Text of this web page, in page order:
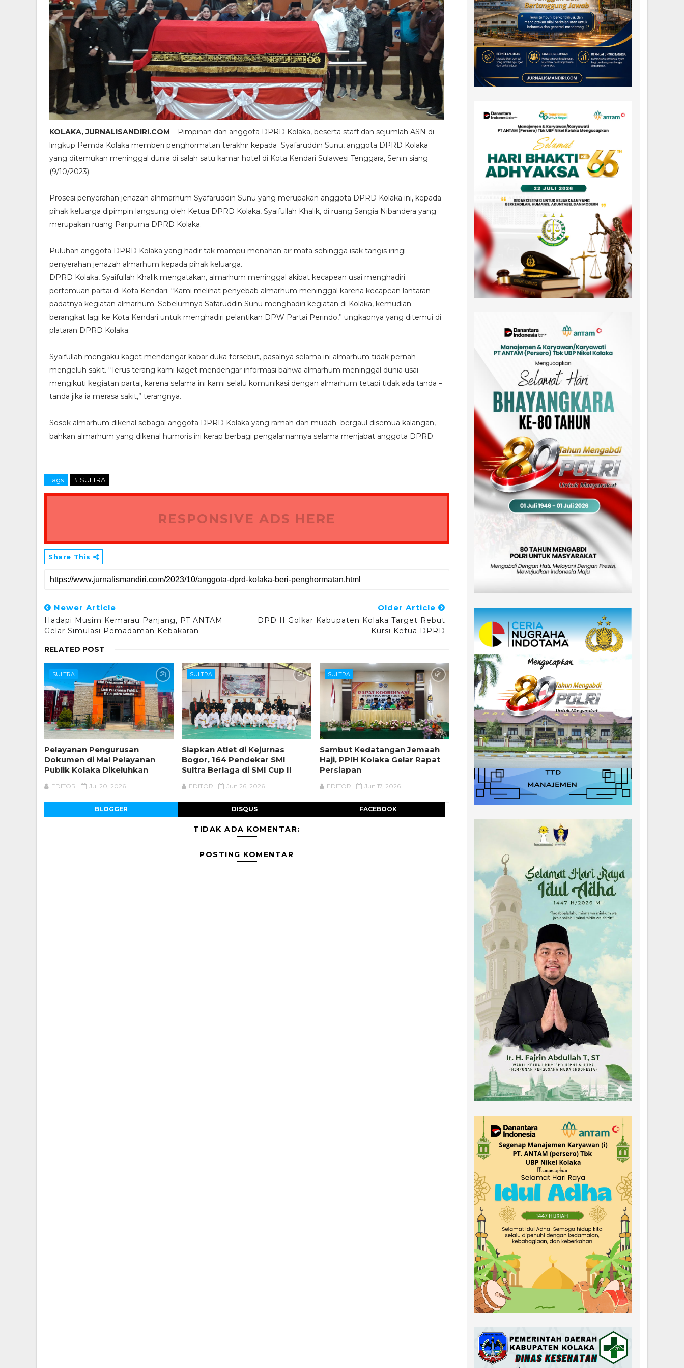
KOLAKA, JURNALISANDIRI.COM – Pimpinan dan anggota DPRD Kolaka, beserta staff dan sejumlah ASN di
lingkup Pemda Kolaka memberi penghormatan terakhir kepada Syafaruddin Sunu, anggota DPRD Kolaka
yang ditemukan meninggal dunia di salah satu kamar hotel di Kota Kendari Sulawesi Tenggara, Senin siang
(9/10/2023).
Prosesi penyerahan jenazah alhmarhum Syafaruddin Sunu yang merupakan anggota DPRD Kolaka ini, kepada
pihak keluarga dipimpin langsung oleh Ketua DPRD Kolaka, Syaifullah Khalik, di ruang Sangia Nibandera yang
merupakan ruang Paripurna DPRD Kolaka.
Puluhan anggota DPRD Kolaka yang hadir tak mampu menahan air mata sehingga isak tangis iringi
penyerahan jenazah almarhum kepada pihak keluarga.
DPRD Kolaka, Syaifullah Khalik mengatakan, almarhum meninggal akibat kecapean usai menghadiri
pertemuan partai di Kota Kendari. “Kami melihat penyebab almarhum meninggal karena kecapean lantaran
padatnya kegiatan almarhum. Sebelumnya Safaruddin Sunu menghadiri kegiatan di Kolaka, kemudian
berangkat lagi ke Kota Kendari untuk menghadiri pelantikan DPW Partai Perindo,” ungkapnya yang ditemui di
plataran DPRD Kolaka.
Syaifullah mengaku kaget mendengar kabar duka tersebut, pasalnya selama ini almarhum tidak pernah
mengeluh sakit. “Terus terang kami kaget mendengar informasi bahwa almarhum meninggal dunia usai
mengikuti kegiatan partai, karena selama ini kami selalu komunikasi dengan almarhum tetapi tidak ada tanda –
tanda jika ia merasa sakit,” terangnya.
Sosok almarhum dikenal sebagai anggota DPRD Kolaka yang ramah dan mudah bergaul disemua kalangan,
bahkan almarhum yang dikenal humoris ini kerap berbagi pengalamannya selama menjabat anggota DPRD.
Tags # SULTRA
RESPONSIVE ADS HERE
Share This
Newer Article
Hadapi Musim Kemarau Panjang, PT ANTAM
Gelar Simulasi Pemadaman Kebakaran
Older Article
DPD II Golkar Kabupaten Kolaka Target Rebut
Kursi Ketua DPRD
RELATED POST
SULTRA
Pelayanan Pengurusan
Dokumen di Mal Pelayanan
Publik Kolaka Dikeluhkan
EDITOR Jul 20, 2026
SULTRA
Siapkan Atlet di Kejurnas
Bogor, 164 Pendekar SMI
Sultra Berlaga di SMI Cup II
EDITOR Jun 26, 2026
SULTRA
Sambut Kedatangan Jemaah
Haji, PPIH Kolaka Gelar Rapat
Persiapan
EDITOR Jun 17, 2026
BLOGGER DISQUS FACEBOOK
TIDAK ADA KOMENTAR:
POSTING KOMENTAR